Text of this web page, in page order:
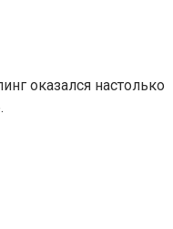
оказался настолько